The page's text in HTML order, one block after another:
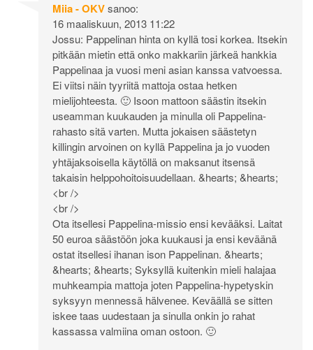
Miia - OKVsanoo:
16 maaliskuun, 2013 11:22
Jossu: Pappelinan hinta on kyllä tosi korkea. Itsekin
pitkään mietin että onko makkariin järkeä hankkia
Pappelinaa ja vuosi meni asian kanssa vatvoessa.
Ei viitsi näin tyyriitä mattoja ostaa hetken
mielijohteesta. 🙂 Isoon mattoon säästin itsekin
useamman kuukauden ja minulla oli Pappelina-
rahasto sitä varten. Mutta jokaisen säästetyn
killingin arvoinen on kyllä Pappelina ja jo vuoden
yhtäjaksoisella käytöllä on maksanut itsensä
takaisin helppohoitoisuudellaan. &hearts; &hearts;
<br />
<br />
Ota itsellesi Pappelina-missio ensi kevääksi. Laitat
50 euroa säästöön joka kuukausi ja ensi keväänä
ostat itsellesi ihanan ison Pappelinan. &hearts;
&hearts; &hearts; Syksyllä kuitenkin mieli halajaa
muhkeampia mattoja joten Pappelina-hypetyskin
syksyyn mennessä hälvenee. Keväällä se sitten
iskee taas uudestaan ja sinulla onkin jo rahat
kassassa valmiina oman ostoon. 🙂